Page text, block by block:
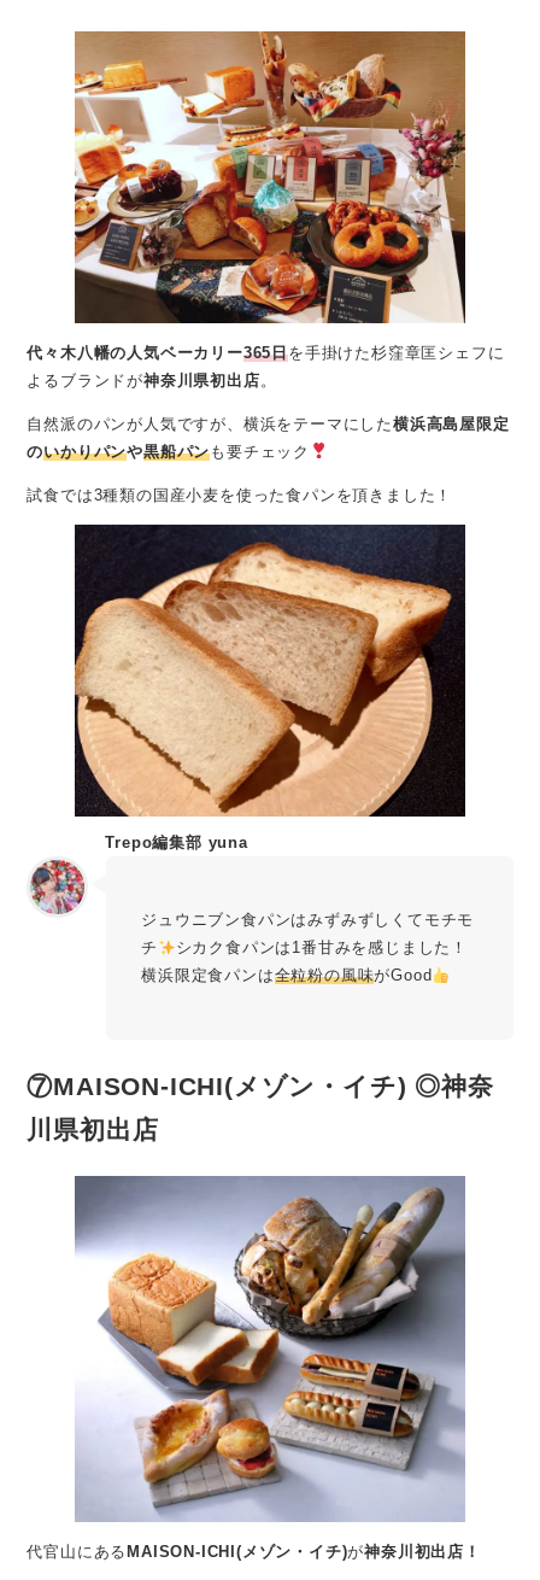
代々木八幡の人気ベーカリー365日を手掛けた杉窪章匡シェフに
よるブランドが神奈川県初出店。
自然派のパンが人気ですが、横浜をテーマにした横浜高島屋限定
のいかりパンや黒船パンも要チェック
試食では3種類の国産小麦を使った食パンを頂きました！
Trepo編集部 yuna
ジュウニブン食パンはみずみずしくてモチモ
チ
シカク食パンは1番甘みを感じました！
横浜限定食パンは全粒粉の風味がGood
⑦MAISON-ICHI(メゾン・イチ) ◎神奈
川県初出店
代官山にある MAISON-ICHI(メゾン・イチ)が神奈川初出店！